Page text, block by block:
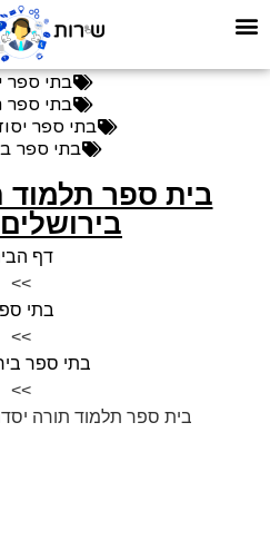
בתי ספר
בתי ספר
בתי ספר
בתי ספר
בית ספר תלמוד
בירושלים
דף
>>
בתי
>>
בתי ספר
>>
בית ספר תלמוד תורה יסדת